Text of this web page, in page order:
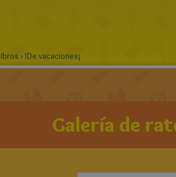
› !De vacaciones¡
Galería de